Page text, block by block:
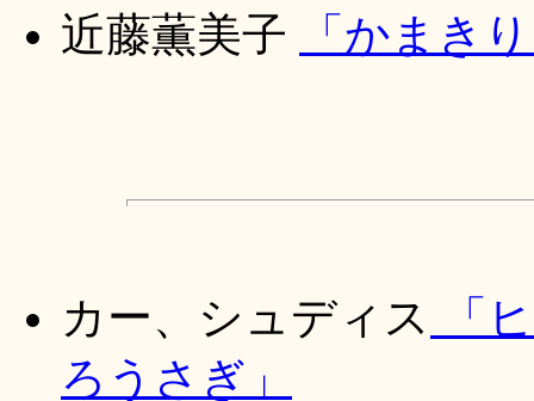
近藤薫美子
「かまき
カー、シュディス
「
ろうさぎ」